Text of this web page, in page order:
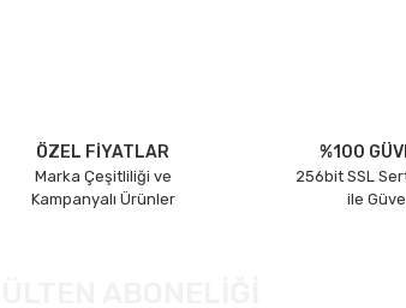
ÖZEL FİYATLAR
Marka Çeşitliliği ve
Kampanyalı Ürünler
%100
256bit SSL
ile